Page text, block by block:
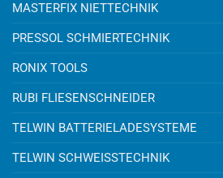
MASTERFIX NIETTECHNIK
PRESSOL SCHMIERTECHNIK
RONIX TOOLS
RUBI FLIESENSCHNEIDER
TELWIN BATTERIELADESYSTEME
TELWIN SCHWEISSTECHNIK